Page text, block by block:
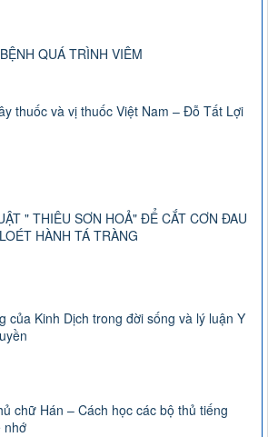
QUÁ TRÌNH VIÊM
thuốc và vị thuốc Việt Nam – Đỗ Tất Lợi
" THIÊU SƠN HOẢ" ĐỂ CẮT CƠN ĐAU
HÀNH TÁ TRÀNG
của Kinh Dịch trong đời sống và lý luận Y
chữ Hán – Cách học các bộ thủ tiếng
nhớ